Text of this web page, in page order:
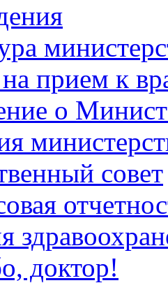
прием к
о
совет
доктор!